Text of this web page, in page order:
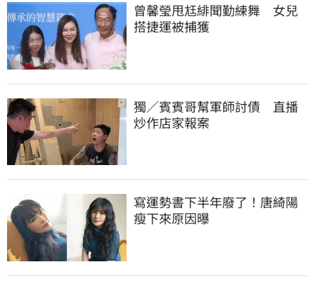
曾馨瑩甩尪緋聞勤練舞　女兒
搭捷運被捕獲
獨／賓賓哥幫軍師討債　直播
炒作店家報案
寫運勢書下半年廢了！唐綺陽
瘦下來原因曝